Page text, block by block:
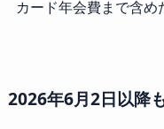
カード年会費まで含め
2026年6月2日以降